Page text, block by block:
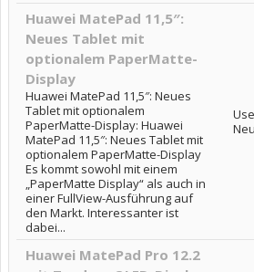
Huawei MatePad 11,5″:
Neues Tablet mit
optionalem PaperMatte-
Display
Huawei MatePad 11,5″: Neues
Tablet mit optionalem
PaperMatte-Display: Huawei
MatePad 11,5″: Neues Tablet mit
optionalem PaperMatte-Display
Es kommt sowohl mit einem
„PaperMatte Display“ als auch in
einer FullView-Ausführung auf
den Markt. Interessanter ist
dabei...
Huawei MatePad Pro 12.2